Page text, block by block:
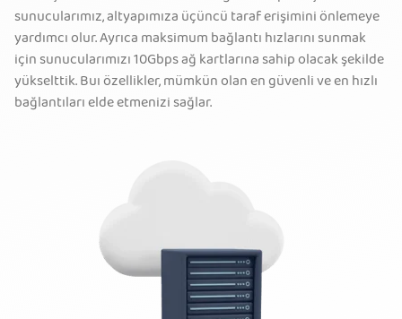
sunucularımız, altyapımıza üçüncü taraf erişimini önlemeye
yardımcı olur. Ayrıca maksimum bağlantı hızlarını sunmak
için sunucularımızı 10Gbps ağ kartlarına sahip olacak şekilde
yükselttik. Buı özellikler, mümkün olan en güvenli ve en hızlı
bağlantıları elde etmenizi sağlar.